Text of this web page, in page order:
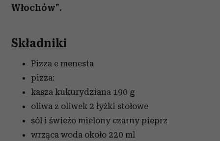
Włochów".
Składniki
Pizza e menesta
pizza:
kasza kukurydziana 190 g
oliwa z oliwek 2 łyżki stołowe
sól i świeżo mielony czarny pieprz
wrząca woda około 220 ml